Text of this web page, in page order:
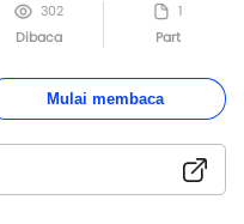
302
Dibaca
1
Part
Mulai membaca